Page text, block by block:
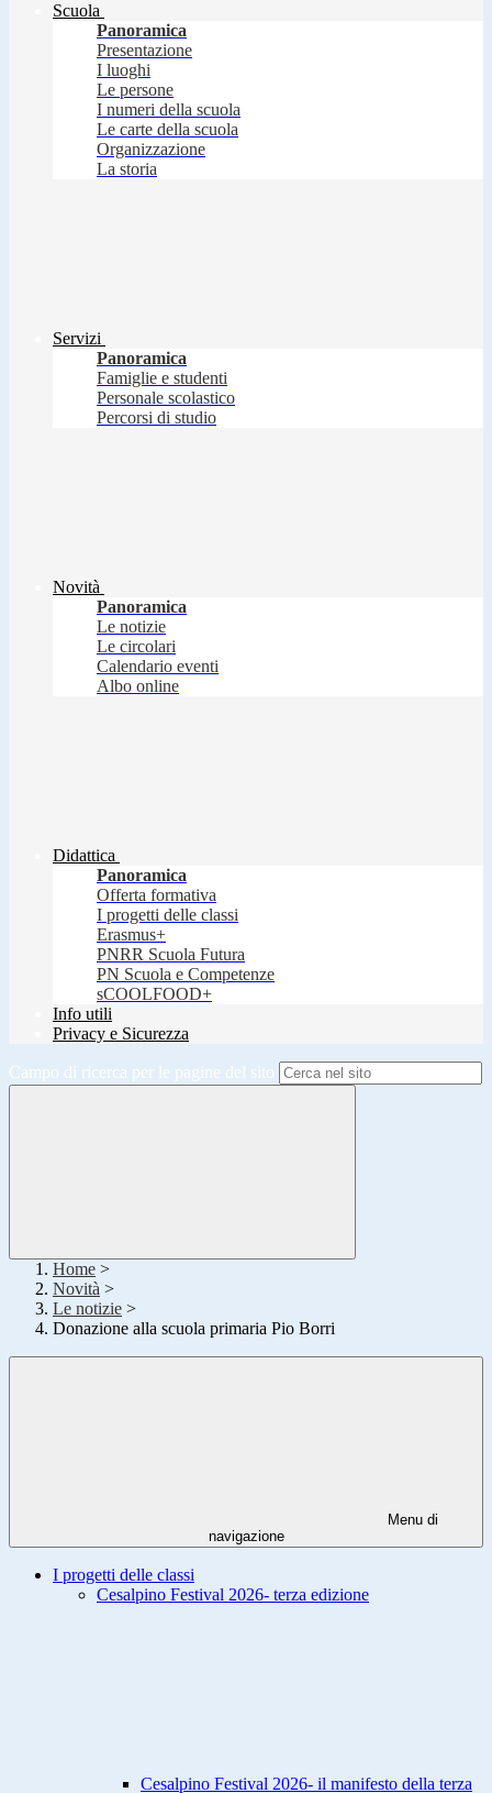
Scuola
Panoramica
Presentazione
I luoghi
Le persone
I numeri della scuola
Le carte della scuola
Organizzazione
La storia
Servizi
Panoramica
Famiglie e studenti
Personale scolastico
Percorsi di studio
Novità
Panoramica
Le notizie
Le circolari
Calendario eventi
Albo online
Didattica
Panoramica
Offerta formativa
I progetti delle classi
Erasmus+
PNRR Scuola Futura
PN Scuola e Competenze
sCOOLFOOD+
Info utili
Privacy e Sicurezza
Campo di ricerca per le pagine del sito
Home >
Novità >
Le notizie >
Donazione alla scuola primaria Pio Borri
Menu di
navigazione
I progetti delle classi
Cesalpino Festival 2026- terza edizione
Cesalpino Festival 2026- il manifesto della terza